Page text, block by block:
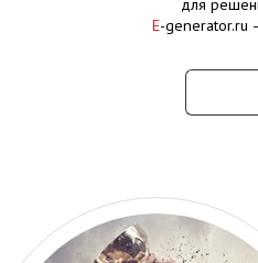
E-generator.ru